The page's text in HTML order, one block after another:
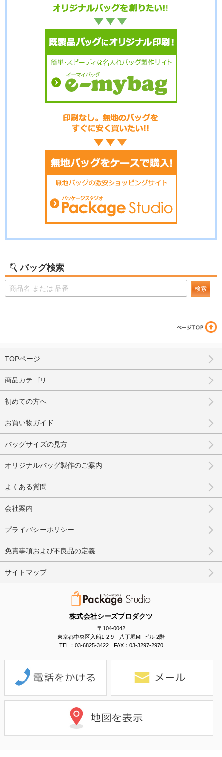
バッグ検索
検索
株式会社シーズプロダクツ
〒104-0042
東京都中央区入船1-2-9 八丁堀MFビル 2階
TEL：03-6825-3422 FAX：03-3297-2970
TOPページ
商品カテゴリ
初めての方へ
お買い物ガイド
バッグサイズの見方
オリジナルバッグ製作のご案内
よくある質問
会社案内
プライバシーポリシー
免責事項および不良品の定義
サイトマップ